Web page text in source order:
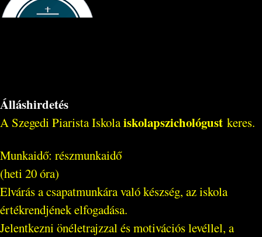
Álláshirdetés
A Szegedi Piarista Iskolaiskolapszichológust keres.
Munkaidő: részmunkaidő
(heti 20 óra)
Elvárás a csapatmunkára való készség, az iskola
értékrendjének elfogadása.
Jelentkezni önéletrajzzal és motivációs levéllel, a